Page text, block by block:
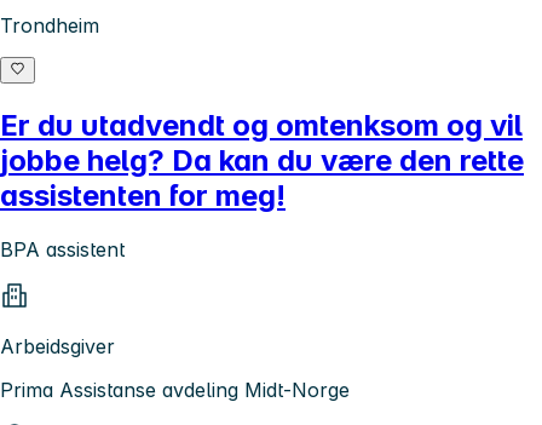
Trondheim
Er du utadvendt og omtenksom og vil
jobbe helg? Da kan du være den rette
assistenten for meg!
BPA assistent
Arbeidsgiver
Prima Assistanse avdeling Midt-Norge